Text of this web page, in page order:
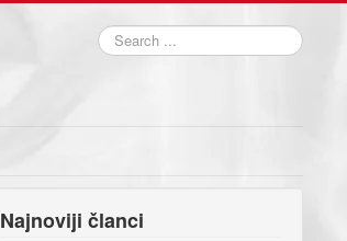
Search
...
Najnoviji članci